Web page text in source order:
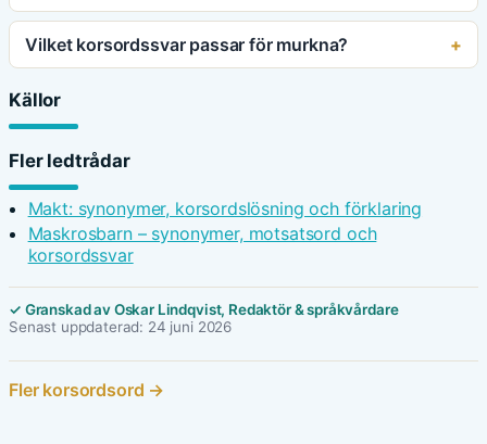
Vilket korsordssvar passar för murkna?
Källor
Fler ledtrådar
Makt: synonymer, korsordslösning och förklaring
Maskrosbarn – synonymer, motsatsord och
korsordssvar
✓ Granskad av Oskar Lindqvist, Redaktör & språkvårdare
Senast uppdaterad: 24 juni 2026
Fler korsordsord →